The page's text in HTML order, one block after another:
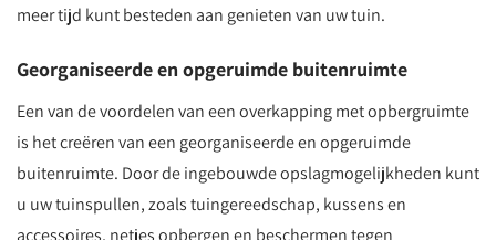
meer tijd kunt besteden aan genieten van uw tuin.
Georganiseerde en opgeruimde buitenruimte
Een van de voordelen van een overkapping met opbergruimte
is het creëren van een georganiseerde en opgeruimde
buitenruimte. Door de ingebouwde opslagmogelijkheden kunt
u uw tuinspullen, zoals tuingereedschap, kussens en
accessoires, netjes opbergen en beschermen tegen